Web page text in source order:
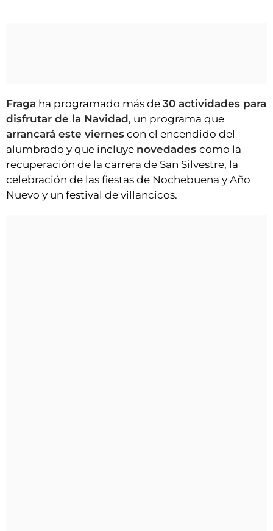
CLUB DEL AMIGO MILITANTE
INICIAR SESIÓN
Fraga ha programado más de 30 actividades para
disfrutar de la Navidad, un programa que
arrancará este viernes con el encendido del
alumbrado y que incluye novedades como la
recuperación de la carrera de San Silvestre, la
celebración de las fiestas de Nochebuena y Año
Nuevo y un festival de villancicos.